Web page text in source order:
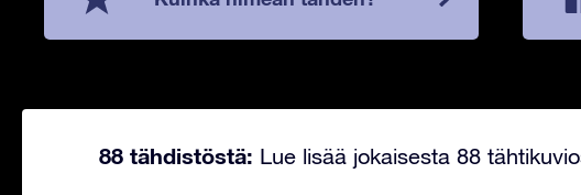
88 tähdistöstä: Lue lisää jokaisesta 88